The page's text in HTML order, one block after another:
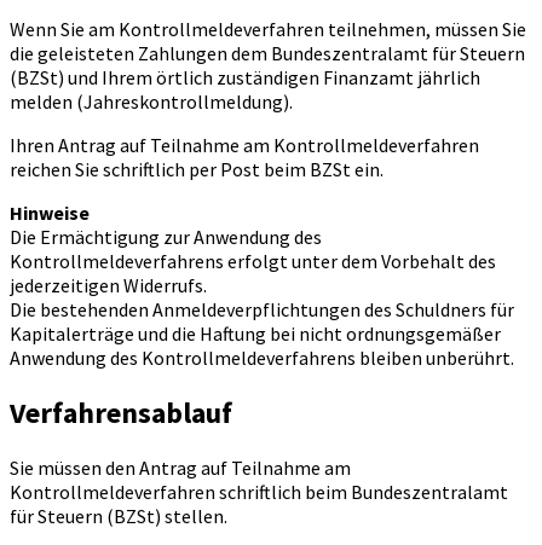
Wenn Sie am Kontrollmeldeverfahren teilnehmen, müssen Sie
die geleisteten Zahlungen dem Bundeszentralamt für Steuern
(BZSt) und Ihrem örtlich zuständigen Finanzamt jährlich
melden (Jahreskontrollmeldung).
Ihren Antrag auf Teilnahme am Kontrollmeldeverfahren
reichen Sie schriftlich per Post beim BZSt ein.
Hinweise
Die Ermächtigung zur Anwendung des
Kontrollmeldeverfahrens erfolgt unter dem Vorbehalt des
jederzeitigen Widerrufs.
Die bestehenden Anmeldeverpflichtungen des Schuldners für
Kapitalerträge und die Haftung bei nicht ordnungsgemäßer
Anwendung des Kontrollmeldeverfahrens bleiben unberührt.
Verfahrensablauf
Sie müssen den Antrag auf Teilnahme am
Kontrollmeldeverfahren schriftlich beim Bundeszentralamt
für Steuern (BZSt) stellen.